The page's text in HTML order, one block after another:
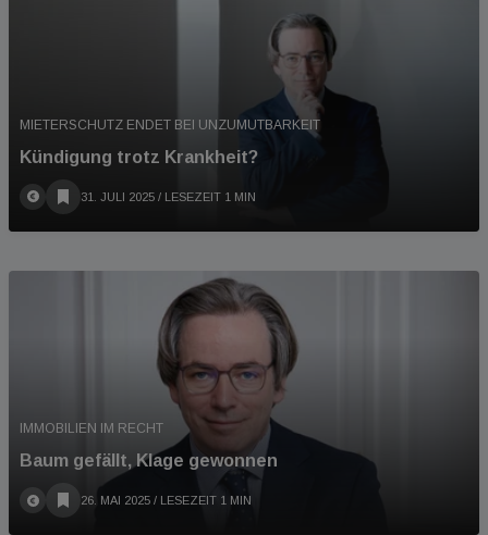
MIETERSCHUTZ ENDET BEI UNZUMUTBARKEIT
Kündigung trotz Krankheit?
31. JULI 2025 / LESEZEIT 1 MIN
IMMOBILIEN IM RECHT
Baum gefällt, Klage gewonnen
26. MAI 2025 / LESEZEIT 1 MIN